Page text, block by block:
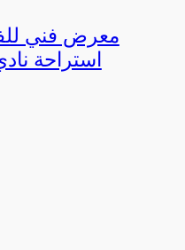
معرض فني
استراحة